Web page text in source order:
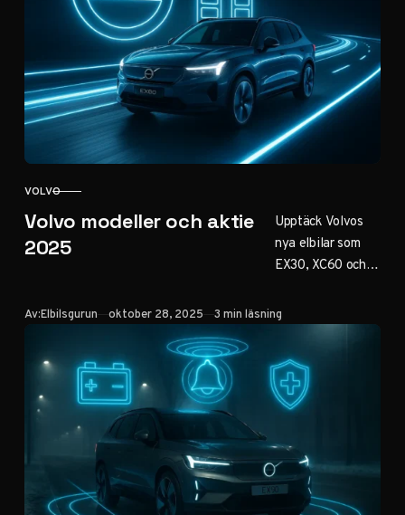
populära bilar för
familjer i Sverige.
KATEGORI
VOLVO
Volvo modeller och aktie
2025
Upptäck Volvos
nya elbilar som
EX30, XC60 och
räckvidd upp till
600 km. Läs om
innovationer,
hållbarhet och
aktieutveckling
för Volvo Cars
perfekt för
bilentusiaster och
investerare.
Av:Elbilsgurun Publicerad
oktober 28, 2025 3 min läsning